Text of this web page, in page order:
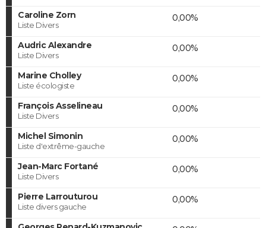
Caroline Zorn
Liste Divers
0,00%
Audric Alexandre
Liste Divers
0,00%
Marine Cholley
Liste écologiste
0,00%
François Asselineau
Liste Divers
0,00%
Michel Simonin
Liste d'extrême-gauche
0,00%
Jean-Marc Fortané
Liste Divers
0,00%
Pierre Larrouturou
Liste divers gauche
0,00%